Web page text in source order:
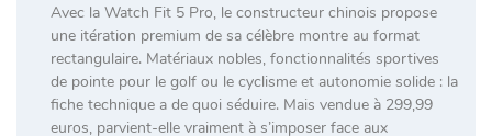
Avec la Watch Fit 5 Pro, le constructeur chinois propose
une itération premium de sa célèbre montre au format
rectangulaire. Matériaux nobles, fonctionnalités sportives
de pointe pour le golf ou le cyclisme et autonomie solide : la
fiche technique a de quoi séduire. Mais vendue à 299,99
euros, parvient-elle vraiment à s’imposer face aux